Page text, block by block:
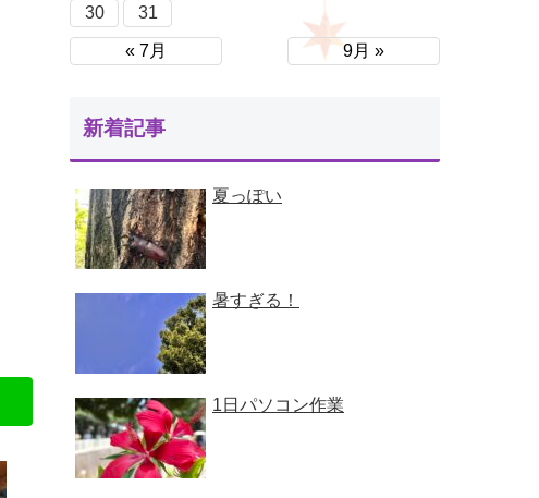
30
31
« 7月 9月 »
新着記事
夏っぽい
暑すぎる！
1日パソコン作業